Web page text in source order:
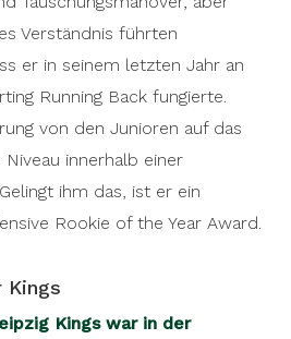
Verständnis führten
er in seinem letzten Jahr an
Running Back fungierte.
von den Junioren auf das
innerhalb einer
ihm das, ist er ein
Rookie of the Year Award.
Kings
Kings war in der